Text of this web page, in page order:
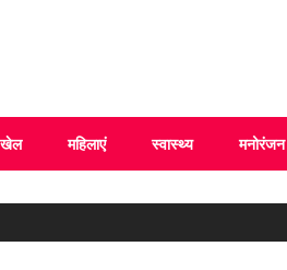
खेल महिलाएं स्वास्थ्य मनोरंजन